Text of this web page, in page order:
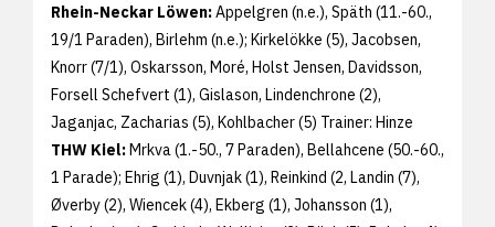
Rhein-Neckar Löwen:Appelgren (n.e.), Späth (11.-60.,
19/1 Paraden), Birlehm (n.e.); Kirkelökke (5), Jacobsen,
Knorr (7/1), Oskarsson, Moré, Holst Jensen, Davidsson,
Forsell Schefvert (1), Gislason, Lindenchrone (2),
Jaganjac, Zacharias (5), Kohlbacher (5) Trainer: Hinze
THW Kiel:Mrkva (1.-50., 7 Paraden), Bellahcene (50.-60.,
1 Parade); Ehrig (1), Duvnjak (1), Reinkind (2, Landin (7),
Øverby (2), Wiencek (4), Ekberg (1), Johansson (1),